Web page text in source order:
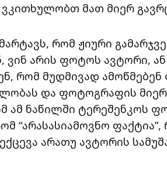
ვკითხულობთ მათ მიერ
რომ ჟიური
ვინ არის ფოტოს ავტორი,
რომ მუდმივად
და ფოტოგრაფის
ამ ნაწილში ტერეშენკოს
“არასასიამოვნო
არათუ ავტორის